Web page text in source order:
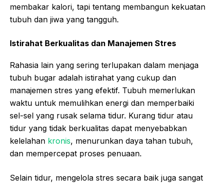
membakar kalori, tapi tentang membangun kekuatan
tubuh dan jiwa yang tangguh.
Istirahat Berkualitas dan Manajemen Stres
Rahasia lain yang sering terlupakan dalam menjaga
tubuh bugar adalah istirahat yang cukup dan
manajemen stres yang efektif. Tubuh memerlukan
waktu untuk memulihkan energi dan memperbaiki
sel-sel yang rusak selama tidur. Kurang tidur atau
tidur yang tidak berkualitas dapat menyebabkan
kelelahan kronis, menurunkan daya tahan tubuh,
dan mempercepat proses penuaan.
Selain tidur, mengelola stres secara baik juga sangat